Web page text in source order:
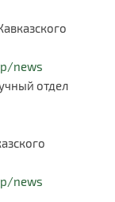
news
отдел
news